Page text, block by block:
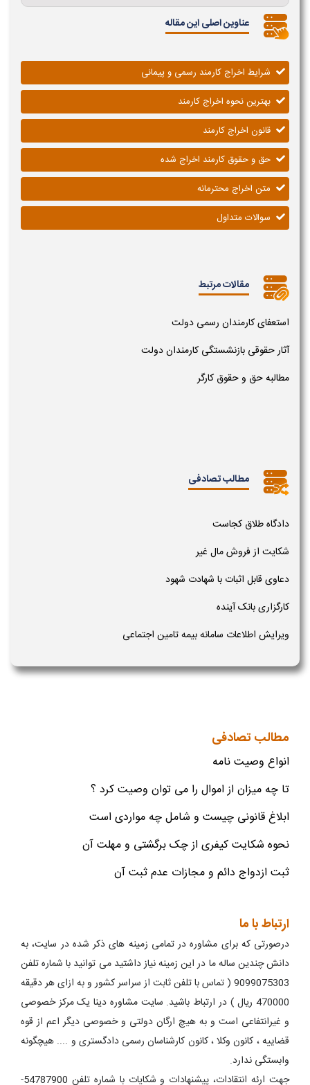
عناوین اصلی این مقاله
شرایط اخراج کارمند رسمی و پیمانی
بهترین نحوه اخراج کارمند
قانون اخراج کارمند
حق و حقوق کارمند اخراج شده
متن اخراج محترمانه
سوالات متداول
مقالات مرتبط
استعفای کارمندان رسمی دولت
آثار حقوقی بازنشستگی کارمندان دولت
مطالبه حق و حقوق کارگر
مطالب تصادفی
دادگاه طلاق کجاست
شکایت از فروش مال غیر
دعاوی قابل اثبات با شهادت شهود
کارگزاری بانک آینده
ویرایش اطلاعات سامانه بیمه تامین اجتماعی
مطالب تصادفی
انواع وصیت نامه
تا چه میزان از اموال را می توان وصیت کرد ؟
ابلاغ قانونی چیست و شامل چه مواردی است
نحوه شکایت کیفری از چک برگشتی و مهلت آن
ثبت ازدواج دائم و مجازات عدم ثبت آن
ارتباط با ما
درصورتی که برای مشاوره در تمامی زمینه های ذکر شده در سایت، به
دانش چندین ساله ما در این زمینه نیاز داشتید می توانید با شماره تلفن
9099075303 ( تماس با تلفن ثابت از سراسر کشور و به ازای هر دقیقه
470000 ریال ) در ارتباط باشید. سایت مشاوره دینا یک مرکز خصوصی
و غیرانتفاعی است و به هیچ ارگان دولتی و خصوصی دیگر اعم از قوه
قضاییه ، کانون وکلا ، کانون کارشناسان رسمی دادگستری و .... هیچگونه
وابستگی ندارد.
جهت ارئه انتقادات، پیشنهادات و شکایات با شماره تلفن 54787900-